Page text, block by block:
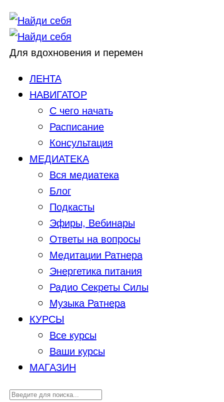
Для вдохновения и перемен
ЛЕНТА
НАВИГАТОР
С чего начать
Расписание
Консультация
МЕДИАТЕКА
Вся медиатека
Блог
Подкасты
Эфиры, Вебинары
Ответы на вопросы
Медитации Ратнера
Энергетика питания
Радио Секреты Силы
Музыка Ратнера
КУРСЫ
Все курсы
Ваши курсы
МАГАЗИН